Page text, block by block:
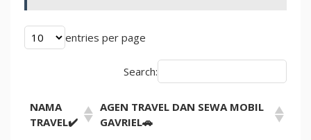
entries per page
Search:
NAMA
TRAVEL✔️
AGEN TRAVEL DAN SEWA MOBIL
GAVRIEL🚗